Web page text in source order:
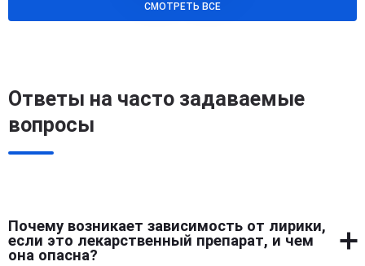
СМОТРЕТЬ ВСЕ
Ответы на часто задаваемые
вопросы
Почему возникает зависимость от лирики,
если это лекарственный препарат, и чем
она опасна?